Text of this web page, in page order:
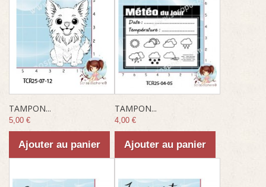
TAMPON...
5,00 €
Ajouter au panier
TAMPON...
4,00 €
Ajouter au panier